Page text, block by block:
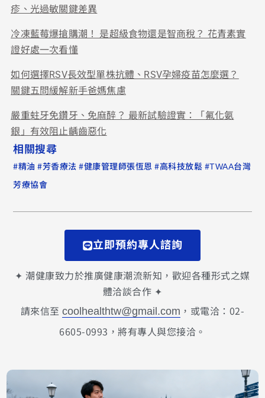
疹、光過敏關鍵差異
冷凍藍莓爆搶購潮！ 是超級食物還是智商稅？ 花青素實
證好處一次看懂
如何選擇RSV長效型單株抗體、RSV孕婦疫苗怎麼選？
關鍵五問緩解新手爸媽焦慮
嚴重蛀牙免鑽牙、免麻醉？ 最新試驗證實：「氟化氨
銀」有效阻止齲齒惡化
相關搜尋
#精油 #芳香療法 #健康管理師張恆恩 #高科技放鬆 #TWAA台灣
芳療協會
立即預約專人諮詢
✦ 潮健康致力於推廣健康潮流新知，歡迎各種形式之媒
體洽談合作 ✦
請來信至coolhealthtw@gmail.com ，或電洽：02-
6605-0993，將有專人與您接洽。